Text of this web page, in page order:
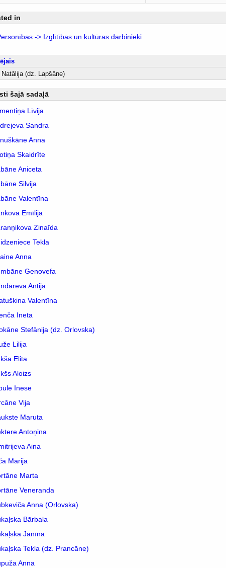
in
-> Izglītības un kultūras darbinieki
(dz. Lapšāne)
šajā sadaļā
Līvija
Sandra
Anna
Skaidrīte
Aniceta
Silvija
Valentīna
Emīlija
Zinaīda
Tekla
Anna
Genovefa
Antija
Valentīna
Ineta
Stefānija (dz. Orlovska)
Lilija
Elita
Aloizs
Inese
Vija
Maruta
Antoņina
Aina
Marija
Marta
Veneranda
Anna (Orlovska)
Bārbala
Janīna
Tekla (dz. Prancāne)
Anna